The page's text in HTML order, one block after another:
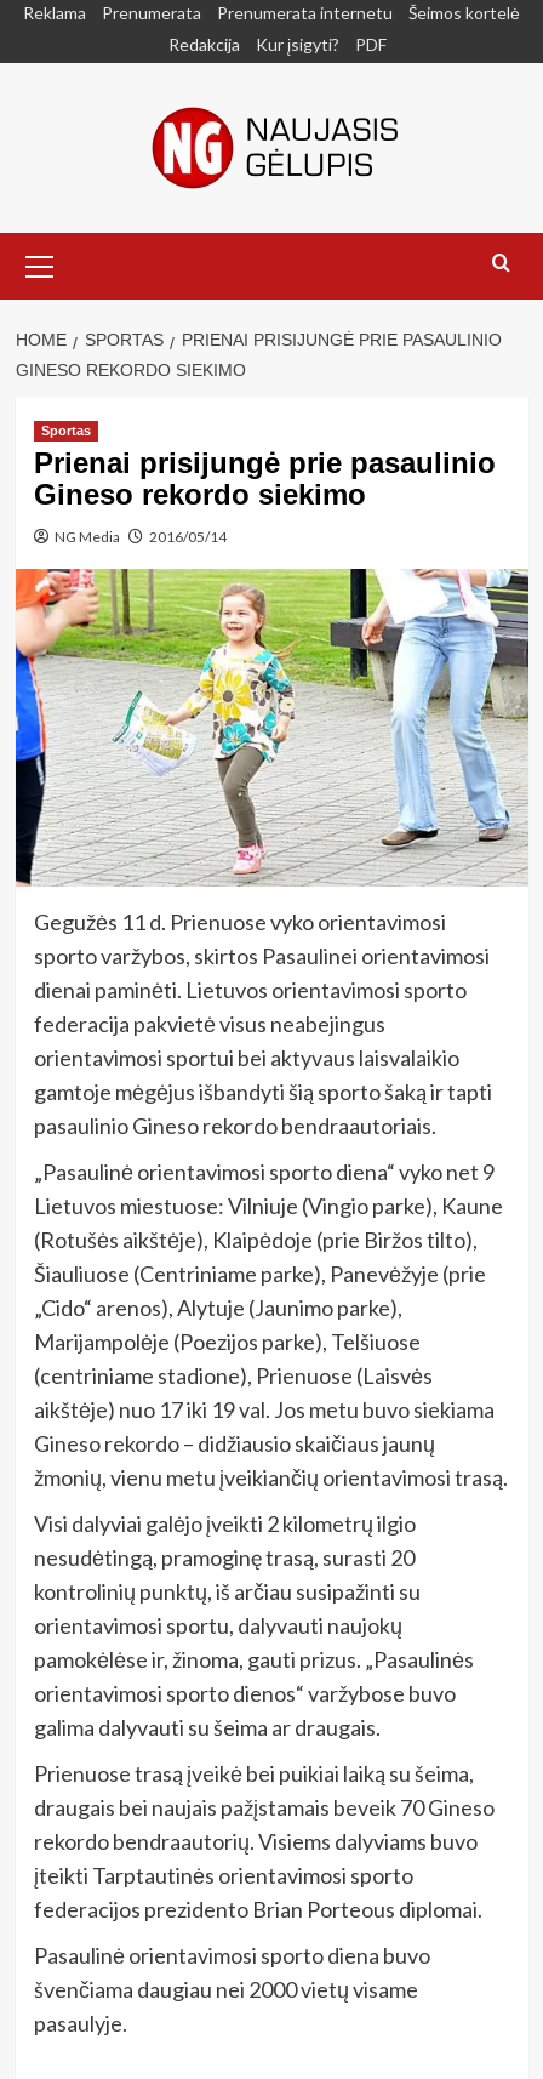
SkipReklama Prenumerata Prenumerata internetu
Šeimos kortelė
Redakcija
Kur įsigyti? PDF
Menu
HOME SPORTAS
PRIENAI PRISIJUNGĖ PRIE PASAULINIO
GINESO REKORDO SIEKIMO
Sportas
Prienai prisijungė prie pasaulinio
Gineso rekordo siekimo
NG Media 2016/05/14
Gegužės 11 d. Prienuose vyko orientavimosi
sporto varžybos, skirtos Pasaulinei orientavimosi
dienai paminėti. Lietuvos orientavimosi sporto
federacija pakvietė visus neabejingus
orientavimosi sportui bei aktyvaus laisvalaikio
gamtoje mėgėjus išbandyti šią sporto šaką ir tapti
pasaulinio Gineso rekordo bendraautoriais.
„Pasaulinė orientavimosi sporto diena“ vyko net 9
Lietuvos miestuose: Vilniuje (Vingio parke), Kaune
(Rotušės aikštėje), Klaipėdoje (prie Biržos tilto),
Šiauliuose (Centriniame parke), Panevėžyje (prie
„Cido“ arenos), Alytuje (Jaunimo parke),
Marijampolėje (Poezijos parke), Telšiuose
(centriniame stadione), Prienuose (Laisvės
aikštėje) nuo 17 iki 19 val. Jos metu buvo siekiama
Gineso rekordo – didžiausio skaičiaus jaunų
žmonių, vienu metu įveikiančių orientavimosi trasą.
Visi dalyviai galėjo įveikti 2 kilometrų ilgio
nesudėtingą, pramoginę trasą, surasti 20
kontrolinių punktų, iš arčiau susipažinti su
orientavimosi sportu, dalyvauti naujokų
pamokėlėse ir, žinoma, gauti prizus. „Pasaulinės
orientavimosi sporto dienos“ varžybose buvo
galima dalyvauti su šeima ar draugais.
Prienuose trasą įveikė bei puikiai laiką su šeima,
draugais bei naujais pažįstamais beveik 70 Gineso
rekordo bendraautorių. Visiems dalyviams buvo
įteikti Tarptautinės orientavimosi sporto
federacijos prezidento Brian Porteous diplomai.
Pasaulinė orientavimosi sporto diena buvo
švenčiama daugiau nei 2000 vietų visame
pasaulyje.